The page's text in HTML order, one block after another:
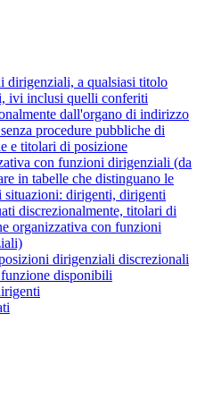
dirigenziali, a qualsiasi titolo
ivi inclusi quelli conferiti
dall'organo di indirizzo
procedure pubbliche di
e titolari di posizione
con funzioni dirigenziali (da
in tabelle che distinguano le
situazioni: dirigenti, dirigenti
discrezionalmente, titolari di
organizzativa con funzioni
dirigenziali discrezionali
disponibili